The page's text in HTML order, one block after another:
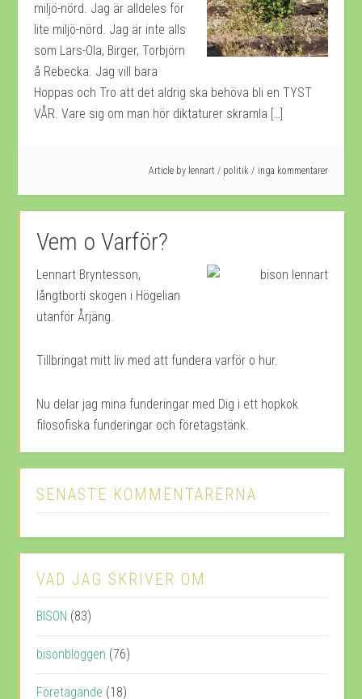
miljö-nörd. Jag är alldeles för
lite miljö-nörd. Jag är inte alls
som Lars-Ola, Birger, Torbjörn
å Rebecka. Jag vill bara
Hoppas och Tro att det aldrig ska behöva bli en TYST
VÅR. Vare sig om man hör diktaturer skramla […]
Article by lennart / politik inga kommentarer
Vem o Varför?
Lennart Bryntesson,
långtborti skogen i Högelian
utanför Årjäng.
Tillbringat mitt liv med att fundera varför o hur.
Nu delar jag mina funderingar med Dig i ett hopkok
filosofiska funderingar och företagstänk.
SENASTE KOMMENTARERNA
VAD JAG SKRIVER OM
BISON (83)
bisonbloggen (76)
Företagande (18)